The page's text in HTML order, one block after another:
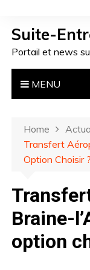
Suite-
Portail et news
MENU
Home
Transfert
Option Choisir ?
Braine-
option